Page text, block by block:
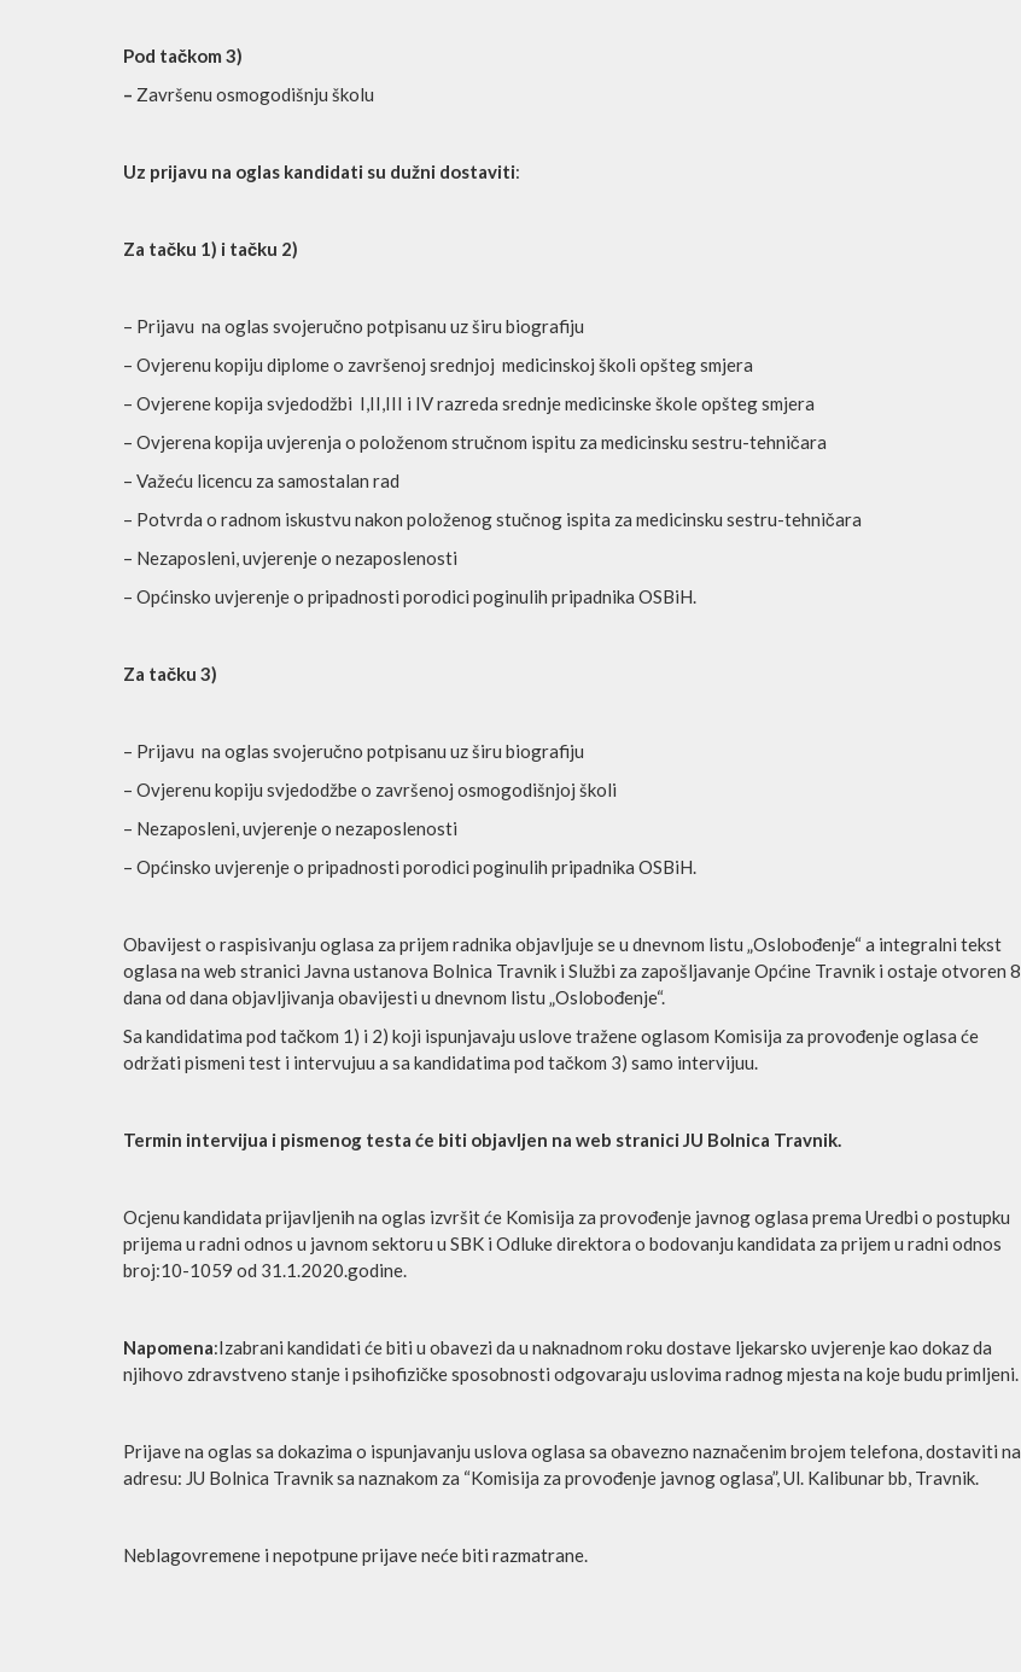
Pod tačkom 3)
– Završenu osmogodišnju školu
Uz prijavu na oglas kandidati su dužni dostaviti:
Za tačku 1) i tačku 2)
– Prijavu na oglas svojeručno potpisanu uz širu biografiju
– Ovjerenu kopiju diplome o završenoj srednjoj medicinskoj školi opšteg smjera
– Ovjerene kopija svjedodžbi I,II,III i IV razreda srednje medicinske škole opšteg smjera
– Ovjerena kopija uvjerenja o položenom stručnom ispitu za medicinsku sestru-tehničara
– Važeću licencu za samostalan rad
– Potvrda o radnom iskustvu nakon položenog stučnog ispita za medicinsku sestru-tehničara
– Nezaposleni, uvjerenje o nezaposlenosti
– Općinsko uvjerenje o pripadnosti porodici poginulih pripadnika OSBiH.
Za tačku 3)
– Prijavu na oglas svojeručno potpisanu uz širu biografiju
– Ovjerenu kopiju svjedodžbe o završenoj osmogodišnjoj školi
– Nezaposleni, uvjerenje o nezaposlenosti
– Općinsko uvjerenje o pripadnosti porodici poginulih pripadnika OSBiH.
Obavijest o raspisivanju oglasa za prijem radnika objavljuje se u dnevnom listu „Oslobođenje“ a integralni tekst
oglasa na web stranici Javna ustanova Bolnica Travnik i Službi za zapošljavanje Općine Travnik i ostaje otvoren 8
dana od dana objavljivanja obavijesti u dnevnom listu „Oslobođenje“.
Sa kandidatima pod tačkom 1) i 2) koji ispunjavaju uslove tražene oglasom Komisija za provođenje oglasa će
održati pismeni test i intervujuu a sa kandidatima pod tačkom 3) samo intervijuu.
Termin intervijua i pismenog testa će biti objavljen na web stranici JU Bolnica Travnik.
Ocjenu kandidata prijavljenih na oglas izvršit će Komisija za provođenje javnog oglasa prema Uredbi o postupku
prijema u radni odnos u javnom sektoru u SBK i Odluke direktora o bodovanju kandidata za prijem u radni odnos
broj:10-1059 od 31.1.2020.godine.
Napomena:Izabrani kandidati će biti u obavezi da u naknadnom roku dostave ljekarsko uvjerenje kao dokaz da
njihovo zdravstveno stanje i psihofizičke sposobnosti odgovaraju uslovima radnog mjesta na koje budu primljeni.
Prijave na oglas sa dokazima o ispunjavanju uslova oglasa sa obavezno naznačenim brojem telefona, dostaviti na
adresu: JU Bolnica Travnik sa naznakom za “Komisija za provođenje javnog oglasa”, Ul. Kalibunar bb, Travnik.
Neblagovremene i nepotpune prijave neće biti razmatrane.